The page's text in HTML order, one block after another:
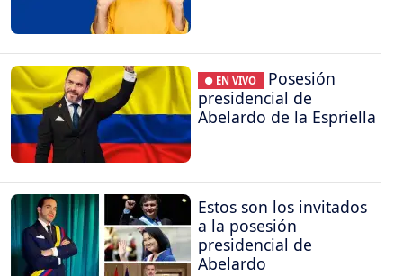
● EN VIVO
Posesión
presidencial de
Abelardo de la Espriella
Estos son los invitados
a la posesión
presidencial de
Abelardo